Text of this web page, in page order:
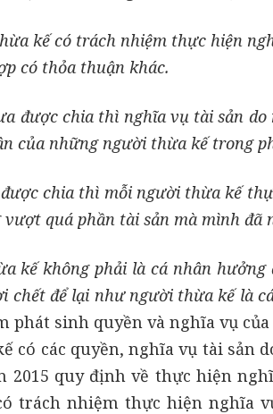
kế có trách nhiệm thực hiện
có thỏa thuận khác.
được chia thì nghĩa vụ tài sản
của những người thừa kế trong
chia thì mỗi người thừa kế
quá phần tài sản mà mình
kế không phải là cá nhân
chết để lại như người thừa kế là
phát sinh quyền và nghĩa vụ của
có các quyền, nghĩa vụ tài sản
2015 quy định về thực hiện
trách nhiệm thực hiện nghĩa